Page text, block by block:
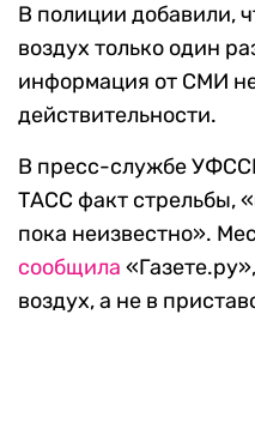
В полиции добавили,
воздух только один
информация от СМИ
действительности.
В пресс-службе
ТАСС факт стрельбы,
пока неизвестно».
сообщила
воздух, а не в